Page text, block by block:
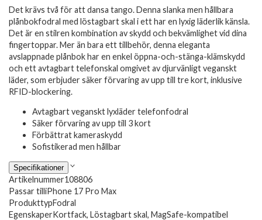
Det krävs två för att dansa tango. Denna slanka men hållbara
plånbokfodral med löstagbart skal i ett har en lyxig läderlik känsla.
Det är en stilren kombination av skydd och bekvämlighet vid dina
fingertoppar. Mer än bara ett tillbehör, denna eleganta
avslappnade plånbok har en enkel öppna-och-stänga-klämskydd
och ett avtagbart telefonskal omgivet av djurvänligt veganskt
läder, som erbjuder säker förvaring av upp till tre kort, inklusive
RFID-blockering.
Avtagbart veganskt lyxläder telefonfodral
Säker förvaring av upp till 3 kort
Förbättrat kameraskydd
Sofistikerad men hållbar
Specifikationer
Artikelnummer108806
Passar tilliPhone 17 Pro Max
ProdukttypFodral
EgenskaperKortfack, Löstagbart skal, MagSafe-kompatibel